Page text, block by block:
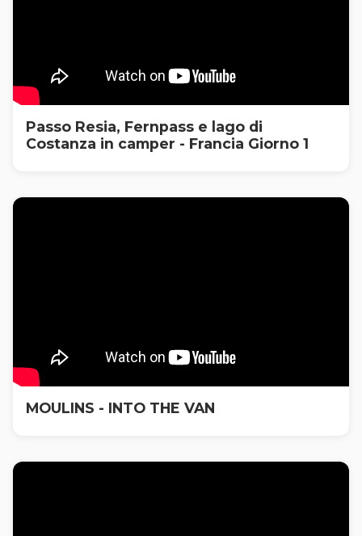
Passo Resia, Fernpass e lago di
Costanza in camper - Francia Giorno 1
MOULINS - INTO THE VAN